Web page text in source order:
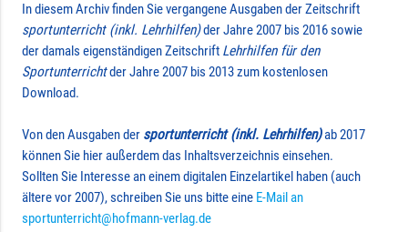
In diesem Archiv finden Sie vergangene Ausgaben der Zeitschrift
sportunterricht (inkl. Lehrhilfen)der Jahre 2007 bis 2016 sowie
der damals eigenständigen Zeitschrift Lehrhilfen für den
Sportunterrichtder Jahre 2007 bis 2013 zum kostenlosen
Download.
Von den Ausgaben der sportunterricht (inkl. Lehrhilfen)ab 2017
können Sie hier außerdem das Inhaltsverzeichnis einsehen.
Sollten Sie Interesse an einem digitalen Einzelartikel haben (auch
ältere vor 2007), schreiben Sie uns bitte eine E-Mail an
sportunterricht@hofmann-verlag.de